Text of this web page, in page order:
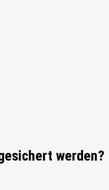
werden?